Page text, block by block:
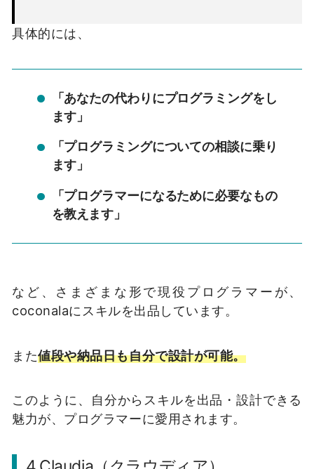
具体的には、
「あなたの代わりにプログラミングをし
ます」
「プログラミングについての相談に乗り
ます」
「プログラマーになるために必要なもの
を教えます」
など、さまざまな形で現役プログラマーが、
coconalaにスキルを出品しています。
また値段や納品日も自分で設計が可能。
このように、自分からスキルを出品・設計できる
魅力が、プログラマーに愛用されます。